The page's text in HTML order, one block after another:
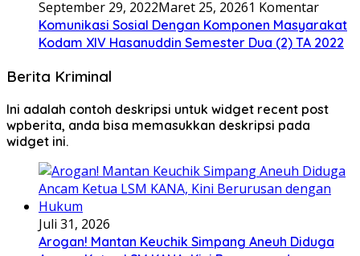
September 29, 2022Maret 25, 20261 Komentar
Komunikasi Sosial Dengan Komponen Masyarakat
Kodam XIV Hasanuddin Semester Dua (2) TA 2022
Berita Kriminal
Ini adalah contoh deskripsi untuk widget recent post
wpberita, anda bisa memasukkan deskripsi pada
widget ini.
Juli 31, 2026
Arogan! Mantan Keuchik Simpang Aneuh Diduga